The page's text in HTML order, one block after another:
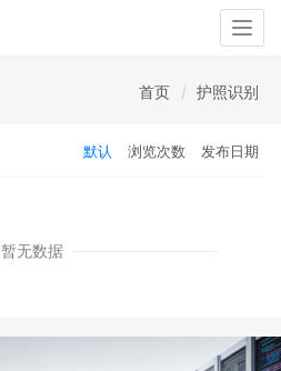
首页 护照识别
默认 浏览次数 发布日期
暂无数据